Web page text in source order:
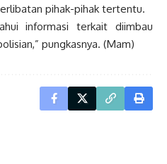
pihak-pihak tertentu.
informasi terkait diimbau
pungkasnya. (Mam)